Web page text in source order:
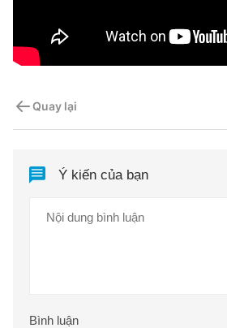
Quay lại
Ý kiến của bạn
Bình luận